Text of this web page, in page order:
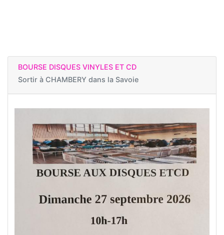
BOURSE DISQUES VINYLES ET CD
Sortir à CHAMBERY dans la Savoie